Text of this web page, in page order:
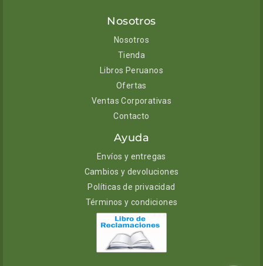
Nosotros
Nosotros
Tienda
Libros Peruanos
Ofertas
Ventas Corporativas
Contacto
Ayuda
Envíos y entregas
Cambios y devoluciones
Políticas de privacidad
Términos y condiciones